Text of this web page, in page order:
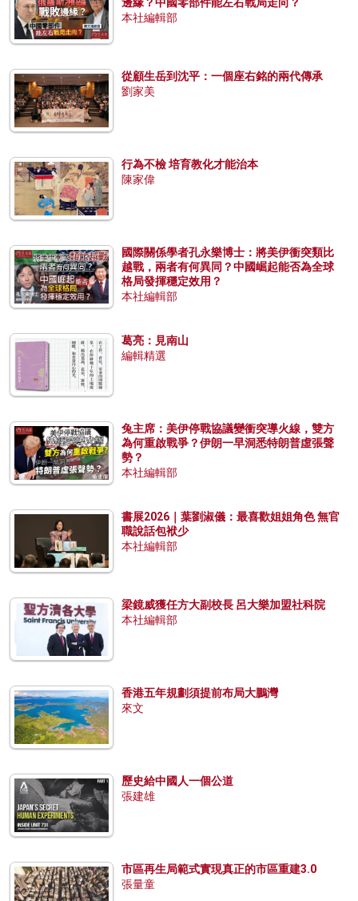
邊緣？中國零部件能左右戰局走向？
本社編輯部
從顧生岳到沈平：一個座右銘的兩代傳承
劉家美
行為不檢 培育教化才能治本
陳家偉
國際關係學者孔永樂博士：將美伊衝突類比
越戰，兩者有何異同？中國崛起能否為全球
格局發揮穩定效用？
本社編輯部
葛亮：見南山
編輯精選
兔主席：美伊停戰協議變衝突導火線，雙方
為何重啟戰爭？伊朗一早洞悉特朗普虛張聲
勢？
本社編輯部
書展2026｜葉劉淑儀：最喜歡姐姐角色 無官
職說話包袱少
本社編輯部
梁鏡威獲任方大副校長 呂大樂加盟社科院
本社編輯部
香港五年規劃須提前布局大鵬灣
來文
歷史給中國人一個公道
張建雄
市區再生局範式實現真正的市區重建3.0
張量童